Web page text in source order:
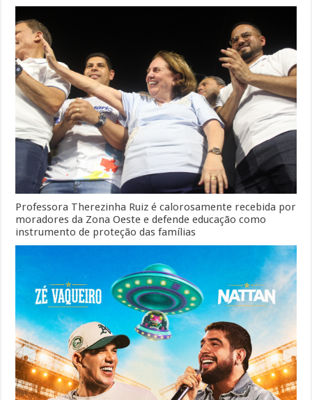
Professora Therezinha Ruiz é calorosamente recebida por
moradores da Zona Oeste e defende educação como
instrumento de proteção das famílias